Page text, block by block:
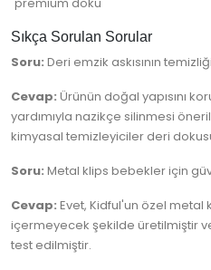
premium doku
Sıkça Sorulan Sorular
Soru: Deri emzik askısının
Cevap: Ürünün doğal yapısını
yardımıyla nazikçe silinmesi
kimyasal temizleyiciler deri
Soru: Metal klips bebekler için
Cevap: Evet, Kidful'un özel metal
içermeyecek şekilde üretilmiştir
test edilmiştir.